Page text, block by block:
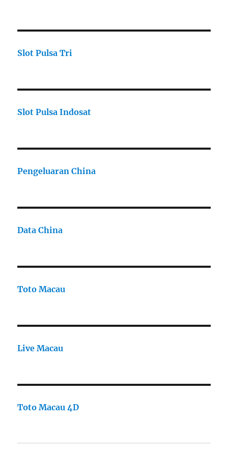
Slot Pulsa Tri
Slot Pulsa Indosat
Pengeluaran China
Data China
Toto Macau
Live Macau
Toto Macau 4D